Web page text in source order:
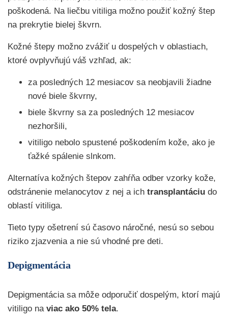
poškodená. Na liečbu vitiliga možno použiť kožný štep
na prekrytie bielej škvrn.
Kožné štepy možno zvážiť u dospelých v oblastiach,
ktoré ovplyvňujú váš vzhľad, ak:
za posledných 12 mesiacov sa neobjavili žiadne
nové biele škvrny,
biele škvrny sa za posledných 12 mesiacov
nezhoršili,
vitiligo nebolo spustené poškodením kože, ako je
ťažké spálenie slnkom.
Alternatíva kožných štepov zahŕňa odber vzorky kože,
odstránenie melanocytov z nej a ich transplantáciu do
oblastí vitiliga.
Tieto typy ošetrení sú časovo náročné, nesú so sebou
riziko zjazvenia a nie sú vhodné pre deti.
Depigmentácia
Depigmentácia sa môže odporučiť dospelým, ktorí majú
vitiligo na viac ako 50% tela.